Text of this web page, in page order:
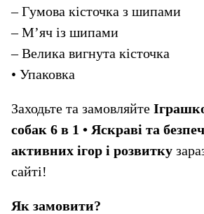
– Гумова кісточка з шипами
– М’яч із шипами
– Велика вигнута кісточка
• Упаковка
Заходьте та замовляйте
собак 6 в 1 • Яскраві та
активних ігор і розвитку
сайті!
Як замовити?